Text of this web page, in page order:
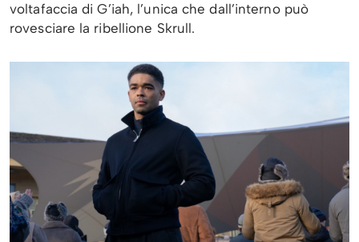
voltafaccia di G’iah, l’unica che dall’interno può
rovesciare la ribellione Skrull.